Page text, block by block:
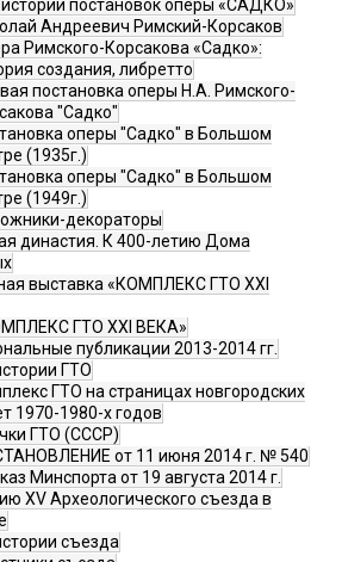
постановок оперы «САДКО»
Андреевич Римский-Корсаков
Римского-Корсакова «Садко»:
создания, либретто
постановка оперы Н.А. Римского-
"Садко"
оперы "Садко" в Большом
(1935г.)
оперы "Садко" в Большом
(1949г.)
декораторы
династия. К 400-летию Дома
выставка «КОМПЛЕКС ГТО XXI
ГТО XXI ВЕКА»
публикации 2013-2014 гг.
ГТО
ГТО на страницах новгородских
1970-1980-х годов
ГТО (СССР)
от 11 июня 2014 г. № 540
Минспорта от 19 августа 2014 г.
XV Археологического съезда в
съезда